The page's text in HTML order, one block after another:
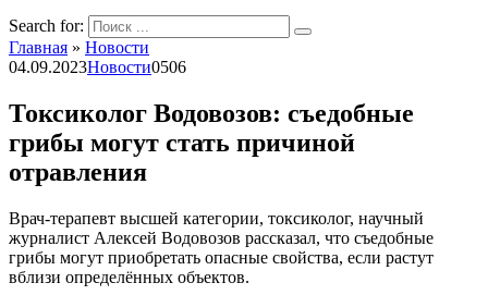
Search for:
Главная » Новости
04.09.2023Новости0506
Токсиколог Водовозов: съедобные
грибы могут стать причиной
отравления
Врач-терапевт высшей категории, токсиколог, научный
журналист Алексей Водовозов рассказал, что съедобные
грибы могут приобретать опасные свойства, если растут
вблизи определённых объектов.